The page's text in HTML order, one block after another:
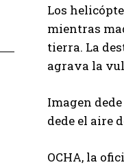
Los
mientras
tierra. La
agrava la
Imagen
dede el aire
OCHA, la